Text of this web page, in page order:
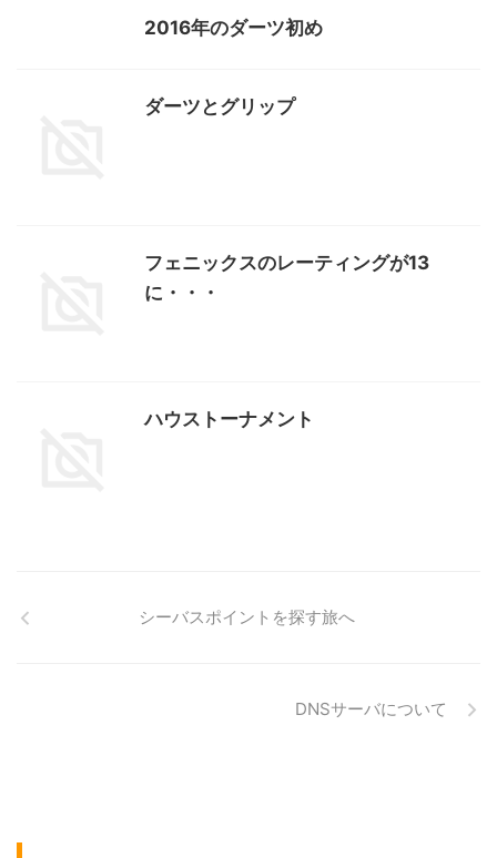
2016年のダーツ初め
ダーツとグリップ
フェニックスのレーティングが13
に・・・
ハウストーナメント
シーバスポイントを探す旅へ
DNSサーバについて